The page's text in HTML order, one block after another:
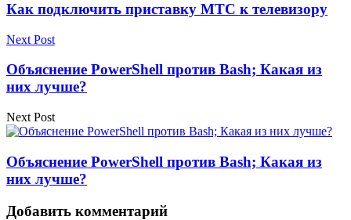
Как подключить приставку МТС к телевизору
Next Post
Объяснение PowerShell против Bash; Какая из
них лучше?
Next Post
Объяснение PowerShell против Bash; Какая из
них лучше?
Добавить комментарий